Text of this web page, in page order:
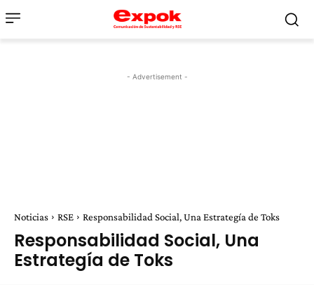
- Advertisement -
Noticias RSE Responsabilidad Social, Una Estrategía de Toks
Responsabilidad Social, Una
Estrategía de Toks